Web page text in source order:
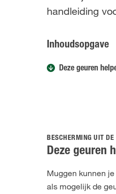
handleiding
Inhoudsopgave
Deze geuren
BESCHERMING UIT
Deze geuren
Muggen kunnen
als mogelijk de